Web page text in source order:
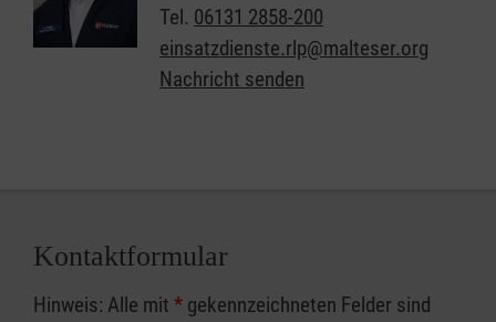
Tel. 06131 2858-200
einsatzdienste.rlp@malteser.org
Nachricht senden
Kontaktformular
Hinweis: Alle mit * gekennzeichneten Felder sind